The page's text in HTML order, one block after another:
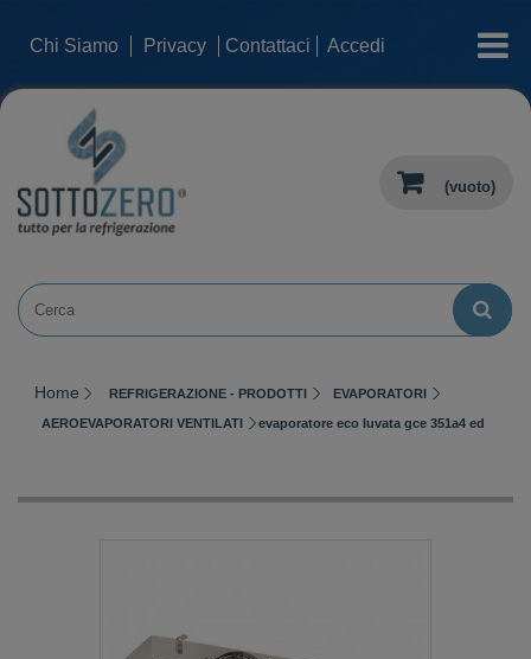
Chi Siamo Privacy Contattaci Accedi categorie
(vuoto)
Home REFRIGERAZIONE - PRODOTTI EVAPORATORI
AEROEVAPORATORI VENTILATI evaporatore eco luvata gce 351a4 ed